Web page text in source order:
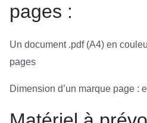
pages :
Un document .pdf (A4) en
pages
Dimension d’un marque page :